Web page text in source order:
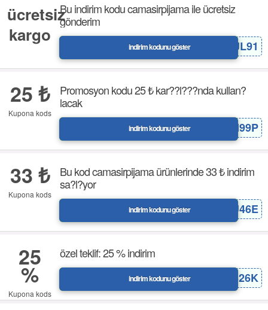
Bu indirim kodu camasirpijama ile ücretsiz
gönderim
ücretsiz
kargo
indirim kodunu göster HK7JL91
Promosyon kodu 25 ₺ kar??l???nda kullan?
lacak
25 ₺
Kupona kods
indirim kodunu göster WU48RN99P
Bu kod camasirpijama ürünlerinde 33 ₺ indirim
sa?l?yor
33 ₺
Kupona kods
indirim kodunu göster MW4CU46E
özel teklif: 25 % indirim
25
%
Kupona kods
indirim kodunu göster JP17WS26K